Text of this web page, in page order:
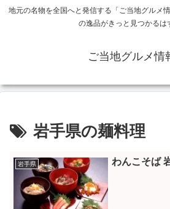
地元の名物を全国へと発信する「ご当地グルメ
の逸品がきっと見つかるは
ご当地グルメ情
岩手県の麺料理
岩手県 わんこそば